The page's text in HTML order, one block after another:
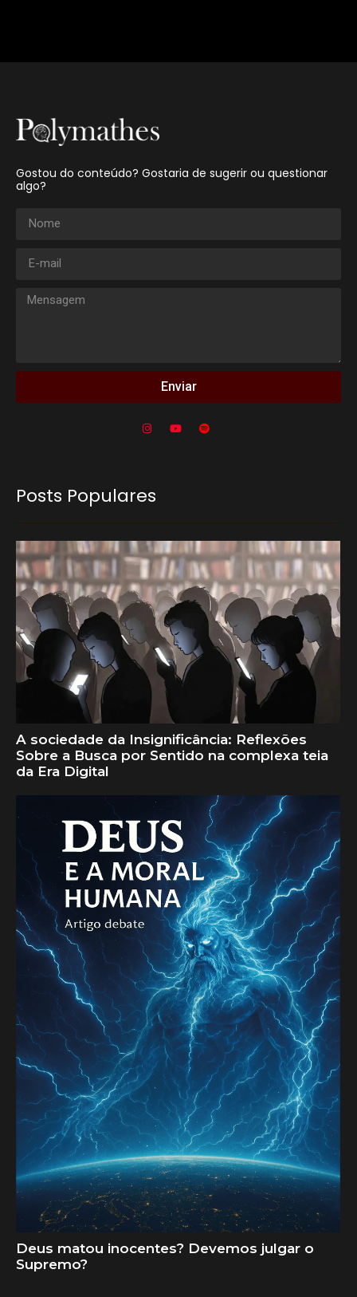
Gostou do conteúdo? Gostaria de sugerir ou questionar
algo?
Enviar
Posts Populares
A sociedade da Insignificância: Reflexões
Sobre a Busca por Sentido na complexa teia
da Era Digital
Deus matou inocentes? Devemos julgar o
Supremo?